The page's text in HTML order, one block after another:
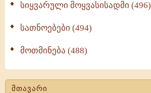
სიყვარული მოყვასისადმი (496)
სათნოებები (494)
მოთმინება (488)
მთავარი